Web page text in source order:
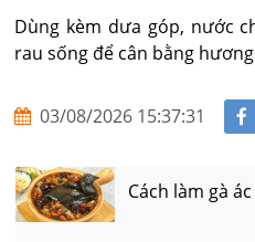
Dùng kèm dưa góp, nước
rau sống để cân bằng
03/08/2026 15:37:31
Cách làm gà